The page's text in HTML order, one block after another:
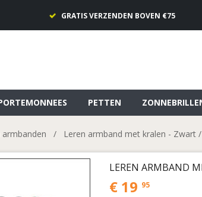
GRATIS VERZENDEN BOVEN €75
PETTEN
armbanden / Leren armband met kralen - Zwart
LEREN ARMBAND
€ 19 95